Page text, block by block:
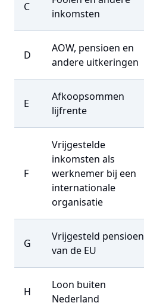
C
inkomsten
D
AOW, pensioen en
andere uitkeringen
E
Afkoopsommen
lijfrente
F
Vrijgestelde
inkomsten als
werknemer bij een
internationale
organisatie
G
Vrijgesteld pensioen
van de EU
H
Loon buiten
Nederland